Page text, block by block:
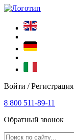
Войти / Регистрация
8 800 511-89-11
Обратный звонок